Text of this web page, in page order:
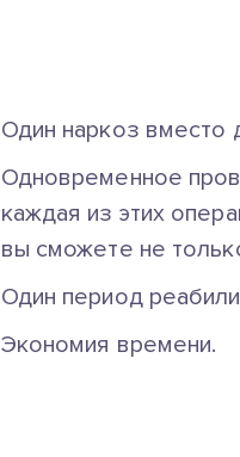
Один наркоз вместо
Одновременное
каждая из этих
вы сможете не
Один период
Экономия времени.